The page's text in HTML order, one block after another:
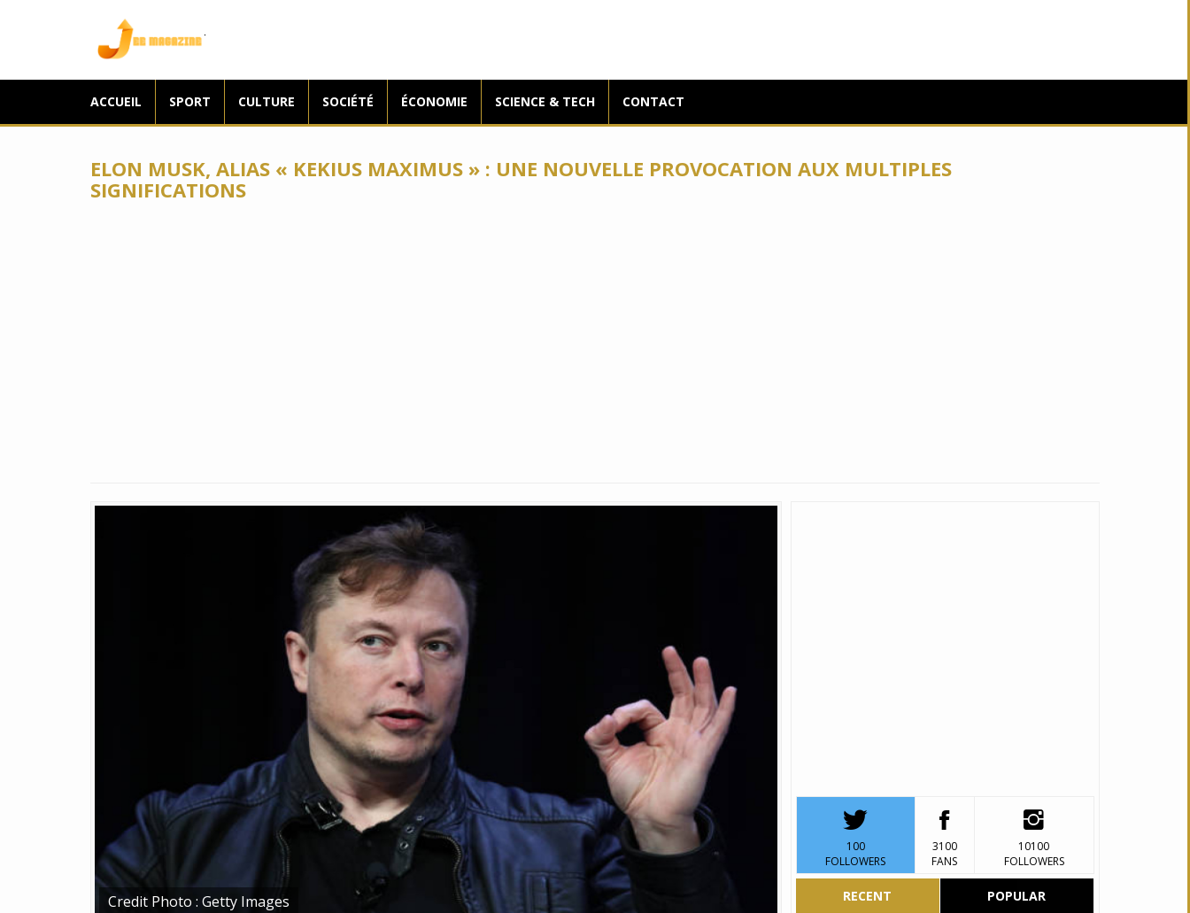
ACCUEIL SPORT CULTURE SOCIÉTÉ ÉCONOMIE SCIENCE & TECH CONTACT
ELON MUSK, ALIAS « KEKIUS MAXIMUS » : UNE NOUVELLE PROVOCATION AUX MULTIPLES
SIGNIFICATIONS
Credit Photo : Getty Images
100
FOLLOWERS
3100
FANS
10100
FOLLOWERS
RECENT POPULAR